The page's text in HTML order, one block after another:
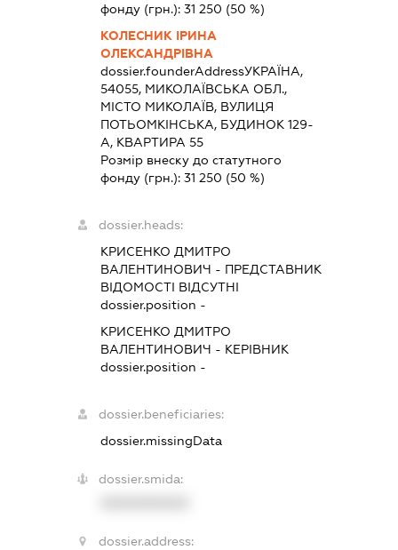
фонду (грн.): 31 250 (50 %)
КОЛЕСНИК ІРИНА
ОЛЕКСАНДРІВНА
dossier.founderAddressУКРАЇНА,
54055, МИКОЛАЇВСЬКА ОБЛ.,
МІСТО МИКОЛАЇВ, ВУЛИЦЯ
ПОТЬОМКІНСЬКА, БУДИНОК 129-
А, КВАРТИРА 55
Розмір внеску до статутного
фонду (грн.): 31 250 (50 %)
dossier.heads:
КРИСЕНКО ДМИТРО
ВАЛЕНТИНОВИЧ - ПРЕДСТАВНИК
ВІДОМОСТІ ВІДСУТНІ
dossier.position -
КРИСЕНКО ДМИТРО
ВАЛЕНТИНОВИЧ - КЕРІВНИК
dossier.position -
dossier.beneficiaries:
dossier.missingData
dossier.smida:
dossier.address: